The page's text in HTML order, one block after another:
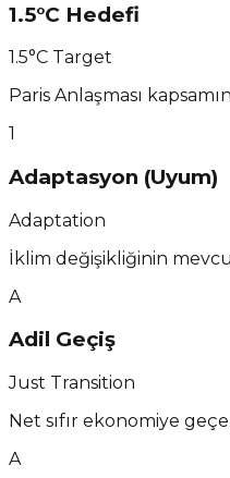
1.5°C Hedefi
1.5°C Target
Paris Anlaşması
1
Adaptasyon (Uyum)
Adaptation
İklim değişikliğinin
A
Adil Geçiş
Just Transition
Net sıfır ekonomiye
A